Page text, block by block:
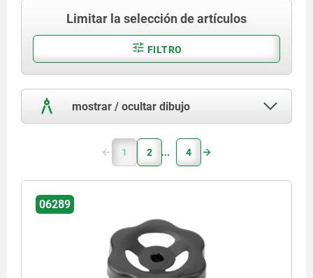
Limitar la selección de artículos
FILTRO
mostrar / ocultar dibujo
1 2 4
06289